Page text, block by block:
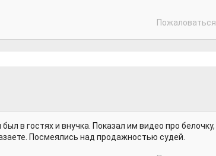
Пожаловаться
в гостях и внучка. Показал им видео про белочку,
Посмеялись над продажностью судей.